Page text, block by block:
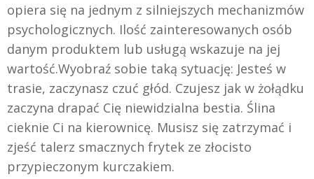
opiera się na jednym z silniejszych mechanizmów
psychologicznych. Ilość zainteresowanych osób
danym produktem lub usługą wskazuje na jej
wartość.Wyobraź sobie taką sytuację: Jesteś w
trasie, zaczynasz czuć głód. Czujesz jak w żołądku
zaczyna drapać Cię niewidzialna bestia. Ślina
cieknie Ci na kierownicę. Musisz się zatrzymać i
zjeść talerz smacznych frytek ze złocisto
przypieczonym kurczakiem.